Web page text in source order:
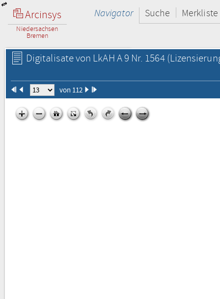
Arcinsys
Niedersachsen
Bremen
Navigator Suche Merkliste
Digitalisate von LkAH A 9 Nr. 1564
von 112